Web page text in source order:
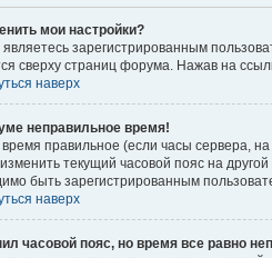
мои настройки?
зарегистрированным
сверху страниц форума. Нажав на
наверх
неправильное время!
правильное (если часы сервера,
текущий часовой пояс на
быть зарегистрированным
наверх
часовой пояс, но время все равно